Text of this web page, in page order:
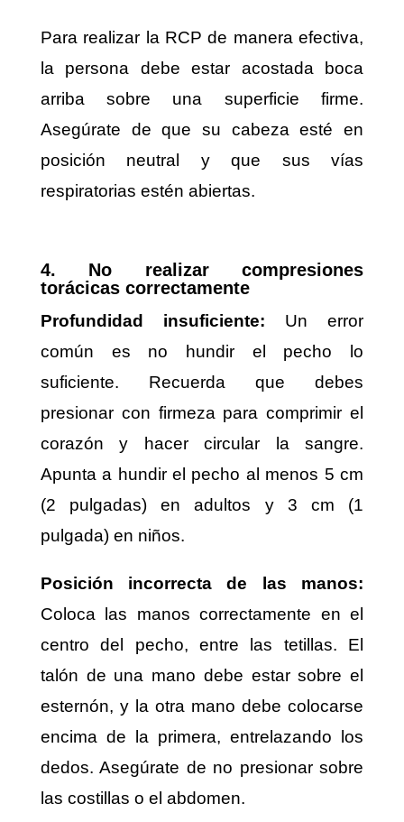
Para realizar la RCP de manera efectiva,
la persona debe estar acostada boca
arriba sobre una superficie firme.
Asegúrate de que su cabeza esté en
posición neutral y que sus vías
respiratorias estén abiertas.
4. No realizar compresiones
torácicas correctamente
Profundidad insuficiente: Un error
común es no hundir el pecho lo
suficiente. Recuerda que debes
presionar con firmeza para comprimir el
corazón y hacer circular la sangre.
Apunta a hundir el pecho al menos 5 cm
(2 pulgadas) en adultos y 3 cm (1
pulgada) en niños.
Posición incorrecta de las manos:
Coloca las manos correctamente en el
centro del pecho, entre las tetillas. El
talón de una mano debe estar sobre el
esternón, y la otra mano debe colocarse
encima de la primera, entrelazando los
dedos. Asegúrate de no presionar sobre
las costillas o el abdomen.